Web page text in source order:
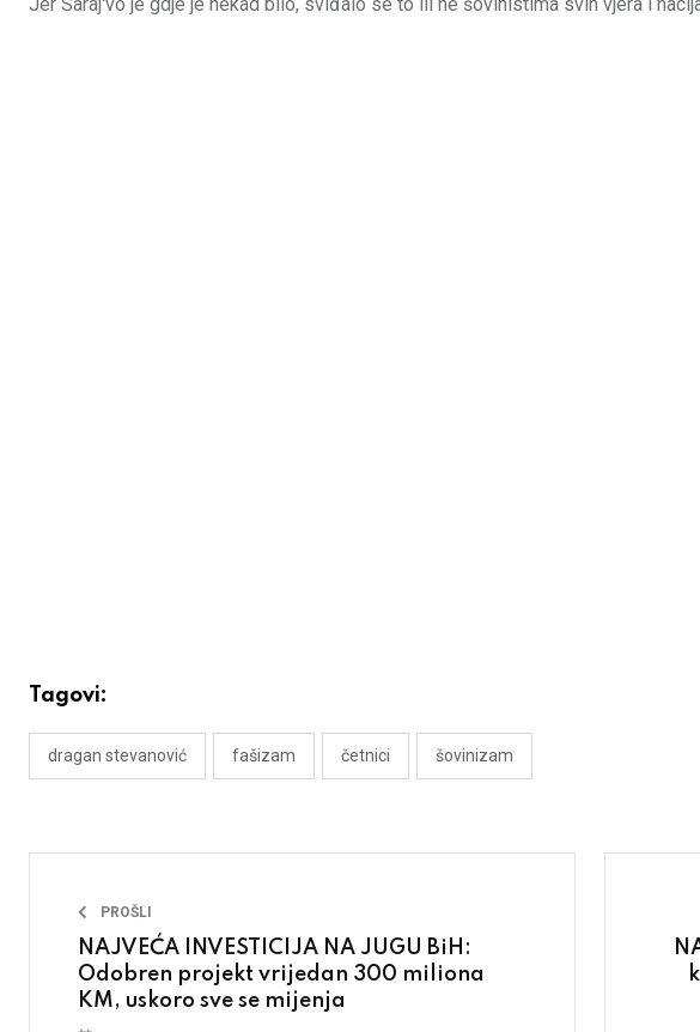
Tagovi:
dragan stevanović fašizam četnici šovinizam
PROŠLI
NAJVEĆA INVESTICIJA NA JUGU BiH:
Odobren projekt vrijedan 300 miliona
KM, uskoro sve se mijenja